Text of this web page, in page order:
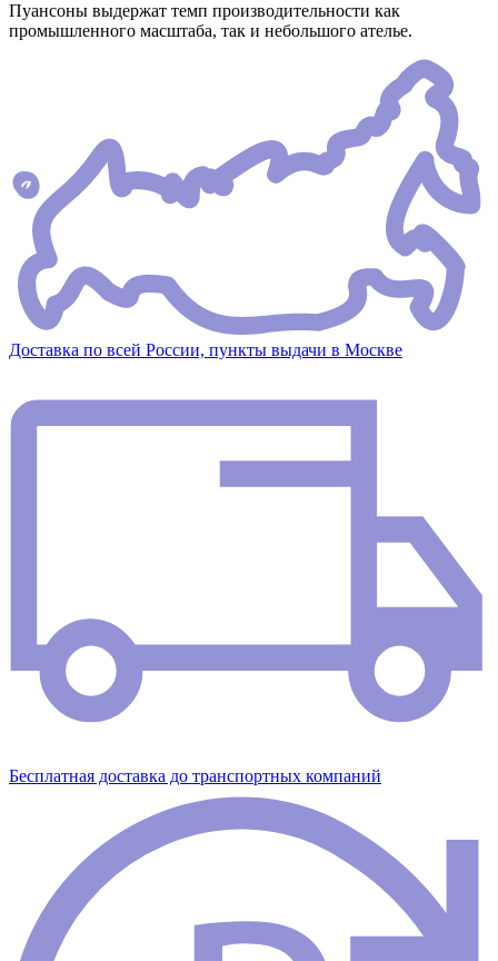
Пуансоны выдержат темп производительности как
промышленного масштаба, так и небольшого ателье.
Доставка по всей России, пункты выдачи в Москве
Бесплатная доставка до транспортных компаний